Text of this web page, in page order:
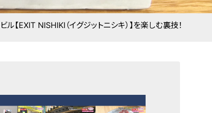
【EXIT NISHIKI（イグジットニシキ）】を楽しむ裏技！